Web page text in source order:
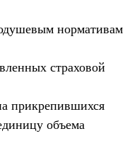
нормативам
страховой
прикрепившихся
объема